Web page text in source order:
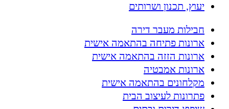
יעוץ, תכנון ושרותים
חבילות מעבר דירה
ארונות פתיחה בהתאמה אישית
ארונות הזזה בהתאמה אישית
ארונות אמבטיה
מקלחונים בהתאמה אישית
פתרונות לעיצוב הבית